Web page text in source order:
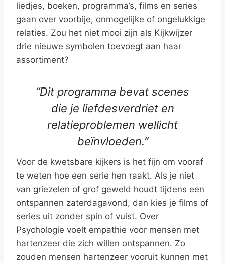
liedjes, boeken, programma’s, films en series
gaan over voorbije, onmogelijke of ongelukkige
relaties. Zou het niet mooi zijn als Kijkwijzer
drie nieuwe symbolen toevoegt aan haar
assortiment?
“Dit programma bevat scenes
die je liefdesverdriet en
relatieproblemen wellicht
beïnvloeden.”
Voor de kwetsbare kijkers is het fijn om vooraf
te weten hoe een serie hen raakt. Als je niet
van griezelen of grof geweld houdt tijdens een
ontspannen zaterdagavond, dan kies je films of
series uit zonder spin of vuist. Over
Psychologie voelt empathie voor mensen met
hartenzeer die zich willen ontspannen. Zo
zouden mensen hartenzeer vooruit kunnen met